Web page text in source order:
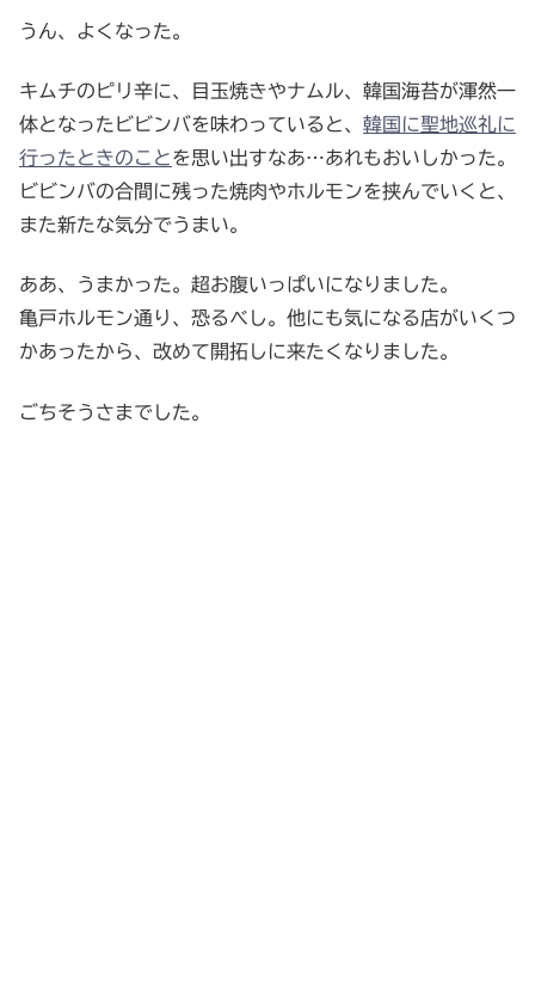
うん、よくなった。
キムチのピリ辛に、目玉焼きやナムル、韓国海苔が渾然一
体となったビビンバを味わっていると、 韓国に聖地巡礼に
行ったときのことを思い出すなあ…あれもおいしかった。
ビビンバの合間に残った焼肉やホルモンを挟んでいくと、
また新たな気分でうまい。
ああ、うまかった。超お腹いっぱいになりました。
亀戸ホルモン通り、恐るべし。他にも気になる店がいくつ
かあったから、改めて開拓しに来たくなりました。
ごちそうさまでした。